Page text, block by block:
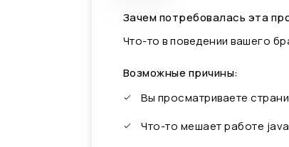
Зачем потребовалась эта
Что-то в поведении вашего
Возможные причины:
Вы просматриваете
Что-то мешает работе